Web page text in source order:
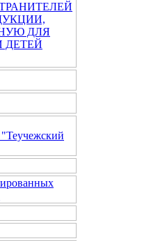
ДЛЯ
ДЕТЕЙ